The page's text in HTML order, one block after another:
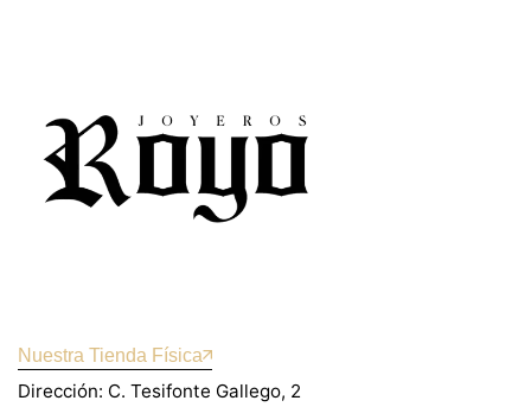
Nuestra Tienda Física
Dirección: C. Tesifonte Gallego, 2